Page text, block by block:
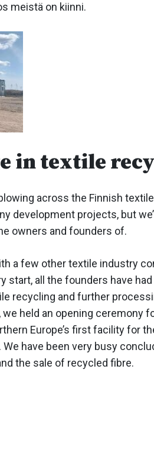
meistä on kiinni.
in textile
across the Finnish
development projects, but
owners and founders of.
a few other textile industry
start, all the founders have
recycling and further
held an opening ceremony
Europe’s first facility for
have been very busy
the sale of recycled fibre.